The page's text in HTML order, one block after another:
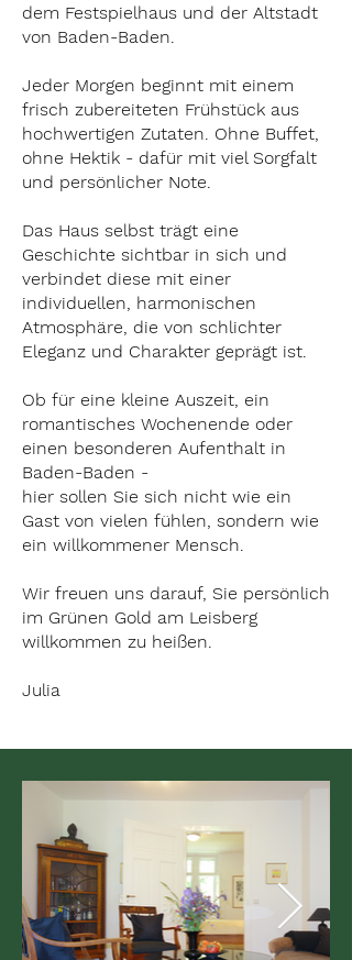
dem Festspielhaus und der Altstadt
von Baden-Baden.
Jeder Morgen beginnt mit einem
frisch zubereiteten Frühstück aus
hochwertigen Zutaten. Ohne Buffet,
ohne Hektik - dafür mit viel Sorgfalt
und persönlicher Note.
Das Haus selbst trägt eine
Geschichte sichtbar in sich und
verbindet diese mit einer
individuellen, harmonischen
Atmosphäre, die von schlichter
Eleganz und Charakter geprägt ist.
Ob für eine kleine Auszeit, ein
romantisches Wochenende oder
einen besonderen Aufenthalt in
Baden-Baden -
hier sollen Sie sich nicht wie ein
Gast von vielen fühlen, sondern wie
ein willkommener Mensch.
Wir freuen uns darauf, Sie persönlich
im Grünen Gold am Leisberg
willkommen zu heißen.
Julia